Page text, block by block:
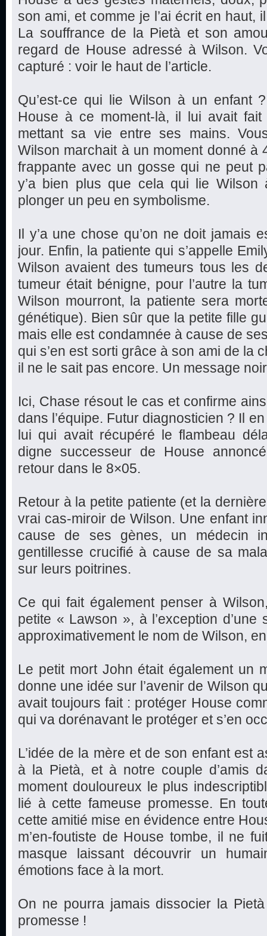
son ami, et comme je l’ai écrit en haut,
La souffrance de la Pietà et son
regard de House adressé à Wilson.
capturé : voir le haut de l’article.
Qu’est-ce qui lie Wilson à un enfant
House à ce moment-là, il lui avait
mettant sa vie entre ses mains.
Wilson marchait à un moment donné à
frappante avec un gosse qui ne peut
y’a bien plus que cela qui lie
plonger un peu en symbolisme.
Il y’a une chose qu’on ne doit jamais
jour. Enfin, la patiente qui s’appelle
Wilson avaient des tumeurs tous les
tumeur était bénigne, pour l’autre la
Wilson mourront, la patiente sera
génétique). Bien sûr que la petite fille
mais elle est condamnée à cause de
qui s’en est sorti grâce à son ami de la
il ne le sait pas encore. Un message
Ici, Chase résout le cas et confirme
dans l’équipe. Futur diagnosticien ? Il en
lui qui avait récupéré le flambeau
digne successeur de House
retour dans le 8×05.
Retour à la petite patiente (et la
vrai cas-miroir de Wilson. Une enfant
cause de ses gènes, un médecin
gentillesse crucifié à cause de sa
sur leurs poitrines.
Ce qui fait également penser à
petite « Lawson », à l’exception
approximativement le nom de Wilson,
Le petit mort John était également un
donne une idée sur l’avenir de Wilson
avait toujours fait : protéger House
qui va dorénavant le protéger et s’en
L’idée de la mère et de son enfant est
à la Pietà, et à notre couple d’amis
moment douloureux le plus
lié à cette fameuse promesse. En
cette amitié mise en évidence entre
m’en-foutiste de House tombe, il ne
masque laissant découvrir un
émotions face à la mort.
On ne pourra jamais dissocier la
promesse !